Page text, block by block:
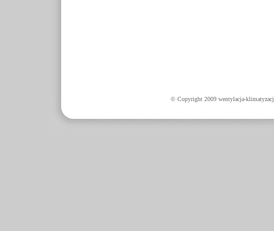
© Copyright 2009 wentylacja-